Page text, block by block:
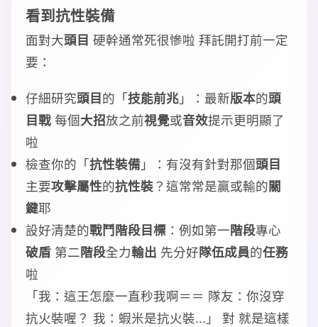
看到抗性裝備
面對大頭目 硬幹通常死很慘啦 拜託開打前一定
要：
仔細研究頭目的「技能前兆」：最新版本的頭
目戰 每個大招放之前視覺或音效提示更明顯了
啦
檢查你的「抗性裝備」：有沒有針對那個頭目
主要攻擊屬性的抗性裝？這常常是贏或輸的關
鍵耶
設好清楚的戰鬥階段目標 ：例如第一階段專心
破盾 第二階段全力輸出 先分好隊伍成員的任務
啦
「我：這王怎麼一直秒我啊＝＝ 隊友：你沒穿
抗火裝喔？ 我：蝦米是抗火裝...」 對 就是這樣